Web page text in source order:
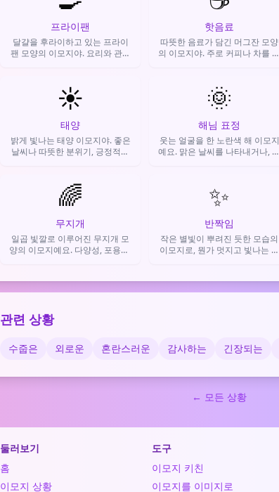
프라이팬
달걀을 후라이하고 있는 프라이
팬 모양의 이모지야. 요리와 관련
핫음료
따뜻한 음료가 담긴 머그잔 모양
의 이모지야. 주로 커피나 차를 의
☀️
태양
밝게 빛나는 태양 이모지야. 좋은
날씨나 따뜻한 분위기, 긍정적인
🌞
해님 표정
웃는 얼굴을 한 노란색 해 이모지
예요. 맑은 날씨를 나타내거나, 긍
🌈
무지개
일곱 빛깔로 이루어진 무지개 모
양의 이모지예요. 다양성, 포용성,
써요.
✨
반짝임
작은 별빛이 뿌려진 듯한 모습의
이모지로, 뭔가 멋지고 빛나는 것
관련 상황
수줍은 외로운 혼란스러운 감사하는 긴장되는
← 모든 상황
둘러보기
홈
이모지 상황
도구
이모지 키친
이모지를 이미지로